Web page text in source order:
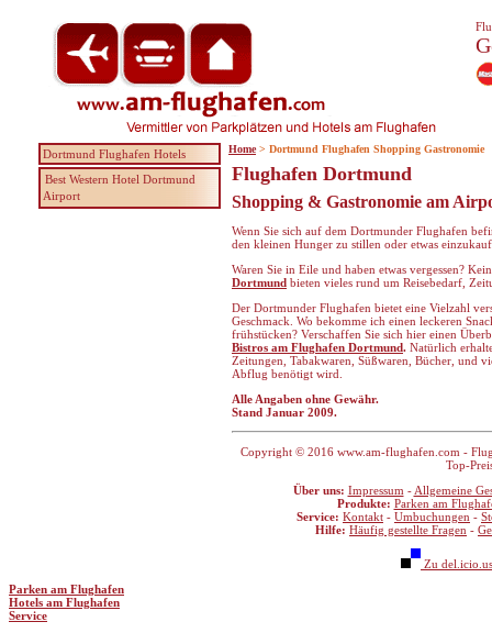
Flughafen Dortmund
Shopping & Gastronomie am
Wenn Sie sich auf dem Dortmunder Flughafen
den kleinen Hunger zu stillen oder etwas
Waren Sie in Eile und haben etwas vergessen?
Dortmund bieten vieles rund um Reisebedarf,
Der Dortmunder Flughafen bietet eine Vielzahl
Geschmack. Wo bekomme ich einen leckeren
frühstücken? Verschaffen Sie sich hier einen
Bistros am Flughafen Dortmund. Natürlich
Zeitungen, Tabakwaren, Süßwaren, Bücher, und
Abflug benötigt wird.
Alle Angaben ohne Gewähr.
Stand Januar 2009.
Copyright © 2016 www.am-flughafen.com -
Top-
Über uns: Impressum - Allgemeine
Produkte: Parken am
Service: Kontakt - Umbuchungen -
Hilfe: Häufig gestellte Fragen -
Zu
Dortmund Flughafen Hotels
Best Western Hotel Dortmund
Airport
Parken am Flughafen
Hotels am Flughafen
Service
Home > Dortmund Flughafen Shopping Gastronomie